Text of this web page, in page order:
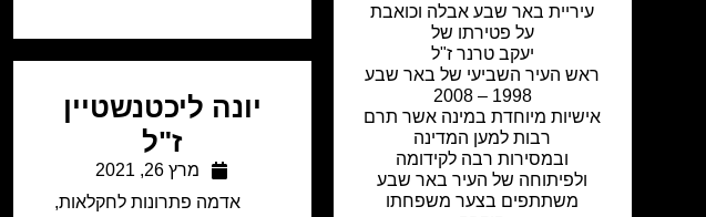
עיריית באר שבע אבלה וכואבת
על פטירתו של
יעקב טרנר ז"ל
ראש העיר השביעי של באר שבע
1998 – 2008
אישיות מיוחדת במינה אשר תרם
רבות למען המדינה
ובמסירות רבה לקידומה
ולפיתוחה של העיר באר שבע
משתתפים בצער משפחתו
יונה ליכטנשטיין
ז"ל
מרץ 26, 2021
אדמה פתרונות לחקלאות,